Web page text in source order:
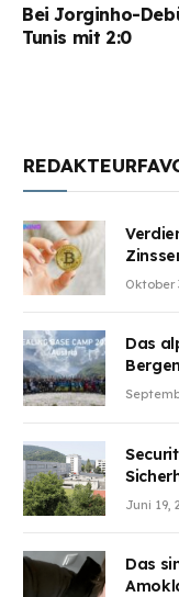
Bei Jorginho-
Tunis mit 2:0
Oktober
Das
Juni 19,
Das